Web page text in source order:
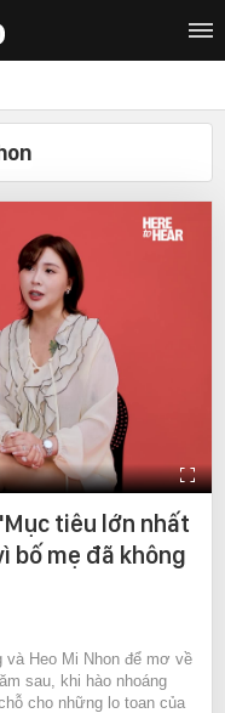
tiêu lớn nhất
bố mẹ đã không
Heo Mi Nhon để mơ về
sau, khi hào nhoáng
cho những lo toan của